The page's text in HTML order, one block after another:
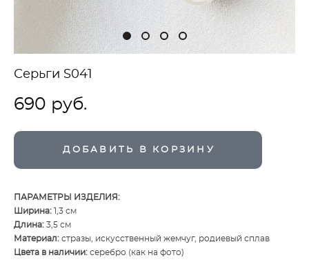
Серьги S041
690 pуб.
ДОБАВИТЬ В КОРЗИНУ
ПАРАМЕТРЫ ИЗДЕЛИЯ:
Ширина: 1,3 см
Длина: 3,5 см
Материал: стразы, искусственный жемчуг, родиевый сплав
Цвета в наличии: серебро (как на фото)